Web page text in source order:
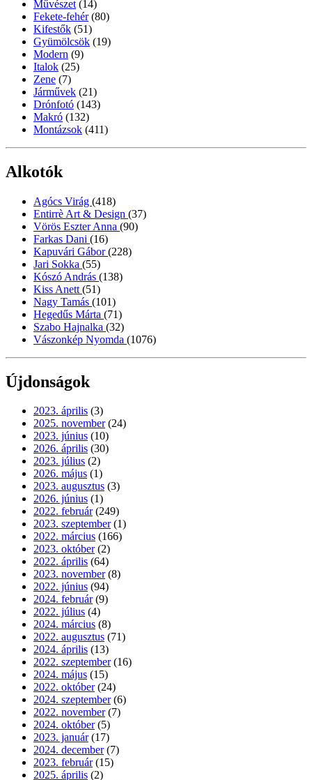
Művészet (14)
Fekete-fehér (80)
Kifestők (51)
Gyümölcsök (19)
Modern (9)
Italok (25)
Zene (7)
Járművek (21)
Drónfotó (143)
Makró (132)
Montázsok (411)
Alkotók
Agócs Virág (418)
Entirrè Art & Design (37)
Vörös Eszter Anna (90)
Farkas Dani (16)
Kapuvári Gábor(228)
Jari Sokka (55)
Kószó András (138)
Kiss Anett (51)
Nagy Tamás (101)
Hegedűs Márta (71)
Szabo Hajnalka (32)
Vászonkép Nyomda (1076)
Újdonságok
2023. április (3)
2025. november (24)
2023. június (10)
2026. április (30)
2023. július (2)
2026. május (1)
2023. augusztus (3)
2026. június (1)
2022. február (249)
2023. szeptember (1)
2022. március (166)
2023. október (2)
2022. április (64)
2023. november (8)
2022. június (94)
2024. február (9)
2022. július (4)
2024. március (8)
2022. augusztus (71)
2024. április (13)
2022. szeptember (16)
2024. május (15)
2022. október (24)
2024. szeptember (6)
2022. november (7)
2024. október (5)
2023. január (17)
2024. december (7)
2023. február (15)
2025. április (2)